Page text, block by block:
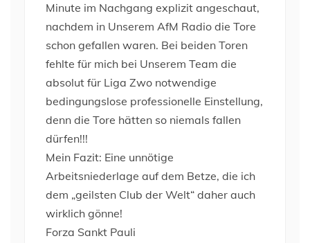
Minute im Nachgang explizit angeschaut,
nachdem in Unserem AfM Radio die Tore
schon gefallen waren. Bei beiden Toren
fehlte für mich bei Unserem Team die
absolut für Liga Zwo notwendige
bedingungslose professionelle Einstellung,
denn die Tore hätten so niemals fallen
dürfen!!!
Mein Fazit: Eine unnötige
Arbeitsniederlage auf dem Betze, die ich
dem „geilsten Club der Welt“ daher auch
wirklich gönne!
Forza Sankt Pauli